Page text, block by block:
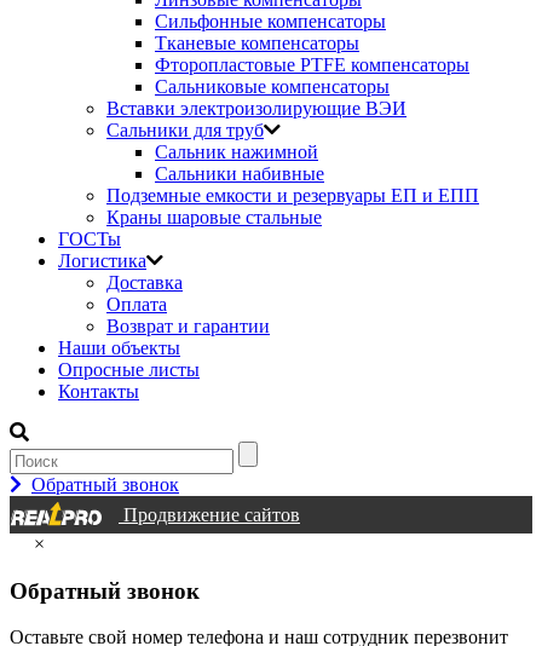
Сильфонные компенсаторы
Тканевые компенсаторы
Фторопластовые PTFE компенсаторы
Сальниковые компенсаторы
Вставки электроизолирующие ВЭИ
Сальники для труб
Сальник нажимной
Сальники набивные
Подземные емкости и резервуары ЕП и ЕПП
Краны шаровые стальные
ГОСТы
Логистика
Доставка
Оплата
Возврат и гарантии
Наши объекты
Опросные листы
Контакты
Обратный звонок
Продвижение сайтов
×
Обратный звонок
Оставьте свой номер телефона и наш сотрудник перезвонит